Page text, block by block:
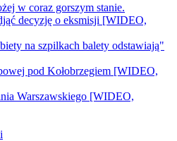
w coraz gorszym stanie.
decyzję o eksmisji [WIDEO,
na szpilkach balety odstawiają"
pod Kołobrzegiem [WIDEO,
Warszawskiego [WIDEO,